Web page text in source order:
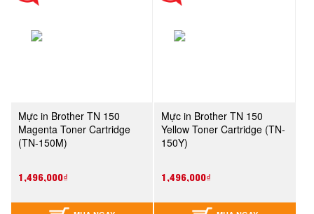
Mực in Brother TN 150
Magenta Toner Cartridge
(TN-150M)
1,496,000₫
Mực in Brother TN 150
Yellow Toner Cartridge (TN-
150Y)
1,496,000₫